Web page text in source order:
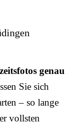
genau
Sie sich
– so lange
vollsten